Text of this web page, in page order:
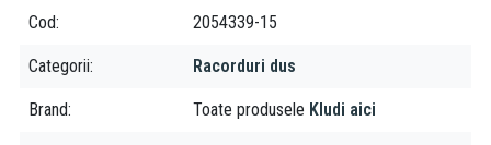
Fabricat din alama sanitară, rezistentă
Cod 2054339-15
Categorii Racorduri dus
Brand Toate produsele Kludi aici